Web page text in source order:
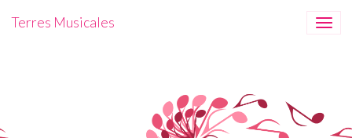
Terres Musicales